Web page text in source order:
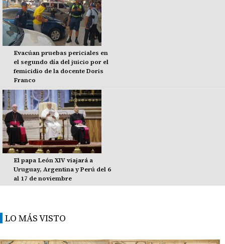
Evacúan pruebas periciales en
el segundo día del juicio por el
femicidio de la docente Doris
Franco
El papa León XIV viajará a
Uruguay, Argentina y Perú del 6
al 17 de noviembre
LO MÁS VISTO